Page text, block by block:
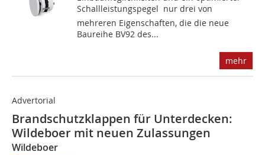
Schallleistungspegel  nur drei von
mehreren Eigenschaften, die die neue
Baureihe BV92 des...
mehr
Advertorial
Brandschutzklappen für Unterdecken:
Wildeboer mit neuen Zulassungen
Wildeboer